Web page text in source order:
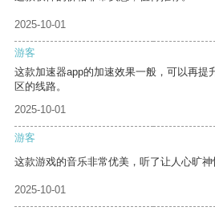
2025-10-01
游客
这款加速器app的加速效果一般，可以再提
区的线路。
2025-10-01
游客
这款游戏的音乐非常优美，听了让人心旷神
2025-10-01